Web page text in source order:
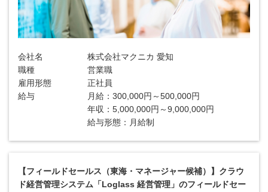
会社名
株式会社マクニカ 愛知
職種
営業職
雇用形態
正社員
給与
月給：300,000円～500,000円
年収：5,000,000円～9,000,000円
給与形態：月給制
【フィールドセールス（東海・マネージャー候補）】クラウ
ド経営管理システム「Loglass 経営管理」のフィールドセー